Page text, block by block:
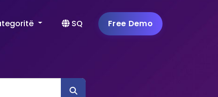
SQ Free Demo